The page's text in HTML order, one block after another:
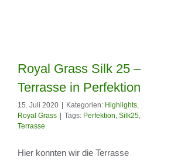
Royal Grass Silk
25 – Terrasse in
Perfektion
Royal Grass Silk 25 –
Terrasse in Perfektion
15. Juli 2020 Kategorien: Highlights,
Royal Grass
Tags: Perfektion, Silk25,
Terrasse
Hier konnten wir die Terrasse